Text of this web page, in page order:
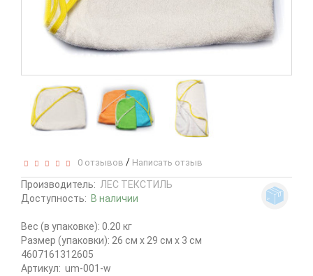
0 отзывов / Написать отзыв
Производитель: ЛЕС ТЕКСТИЛЬ
Доступность: В наличии
Вес (в упаковке): 0.20 кг
Размер (упаковки): 26 см x 29 см x 3 см
4607161312605
Артикул: um-001-w